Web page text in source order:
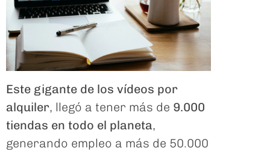
Este gigante de los vídeos por
alquiler, llegó a tener más de 9.000
tiendas en todo el planeta,
generando empleo a más de 50.000